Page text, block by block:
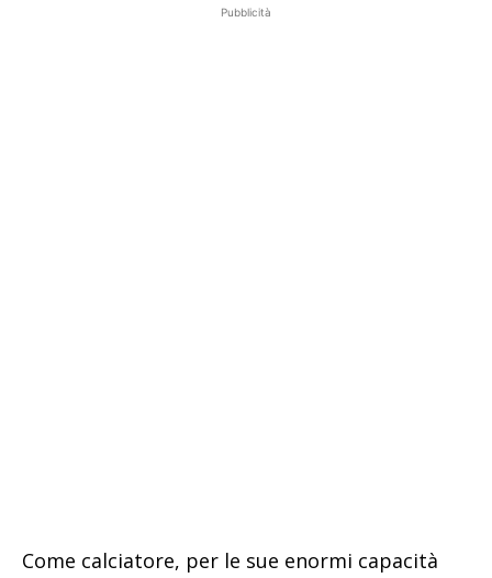
Pubblicità
Come calciatore, per le sue enormi capacità